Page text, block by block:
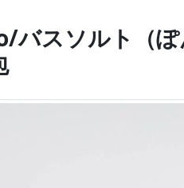
バスソルト（